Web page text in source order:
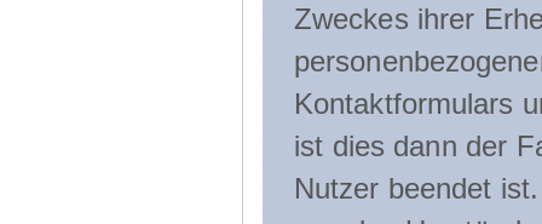
Zweckes ihrer
Kontaktformulars
ist dies dann der
Nutzer beendet